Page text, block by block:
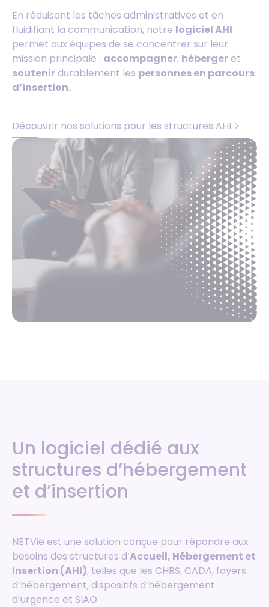
En réduisant les tâches administratives et en
fluidifiant la communication, notre logiciel AHI
permet aux équipes de se concentrer sur leur
mission principale : accompagner, hébergeret
soutenirdurablement les personnes en parcours
d’insertion.
Découvrir nos solutions pour les structures AHI
Un logiciel dédié aux
structures d’hébergement
et d’insertion
NETVie est une solution conçue pour répondre aux
besoins des structures d’Accueil, Hébergement et
Insertion (AHI), telles que les CHRS, CADA, foyers
d’hébergement, dispositifs d’hébergement
d’urgence et SIAO.